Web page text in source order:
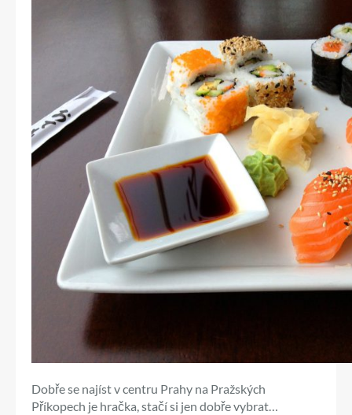
Dobře se najíst v centru Prahy na Pražských
Příkopech je hračka, stačí si jen dobře vybrat…